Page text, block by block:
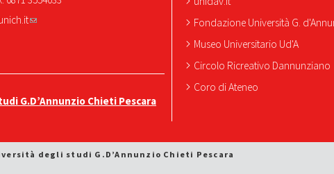
G.D’Annunzio Chieti Pescara
Fondazione Università G.
Museo Universitario Ud'A
Circolo Ricreativo Dannunziano
Coro di Ateneo
degli studi G.D’Annunzio Chieti Pescara